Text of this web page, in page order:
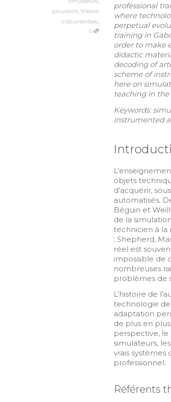
simulators, théorie
instrumentale,
0
professional
where
perpetual
training in
order to make
didactic
decoding of
scheme of
here on
teaching in
Keywords:
instrumented
objets
d’acquérir,
automatisés.
Béguin et
de la
technicien à la
; Shepherd,
réel est
impossible de
nombreuses
problèmes de
L’histoire de
technologie
adaptation
de plus en
perspective, le
simulateurs,
vrais systèmes
professionnel.
Référents